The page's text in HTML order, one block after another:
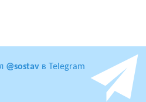
@sostav в Telegram